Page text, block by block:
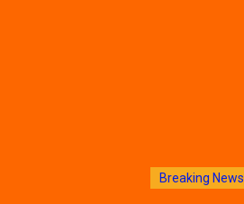
Breaking News